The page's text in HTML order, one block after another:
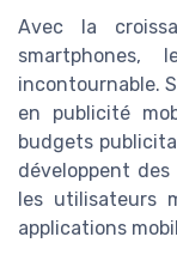
Avec la
smartphones,
incontournable.
en publicité
budgets
développent
les utilisateurs
applications